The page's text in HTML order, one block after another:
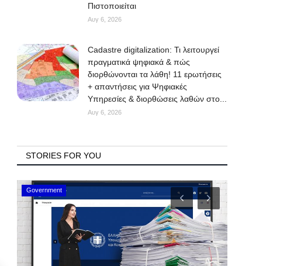
Πιστοποιείται
Αυγ 6, 2026
Cadastre digitalization: Τι λειτουργεί
πραγματικά ψηφιακά & πώς
διορθώνονται τα λάθη! 11 ερωτήσεις
+ απαντήσεις για Ψηφιακές
Υπηρεσίες & διορθώσεις λαθών στο...
Αυγ 6, 2026
STORIES FOR YOU
Mykonos Events